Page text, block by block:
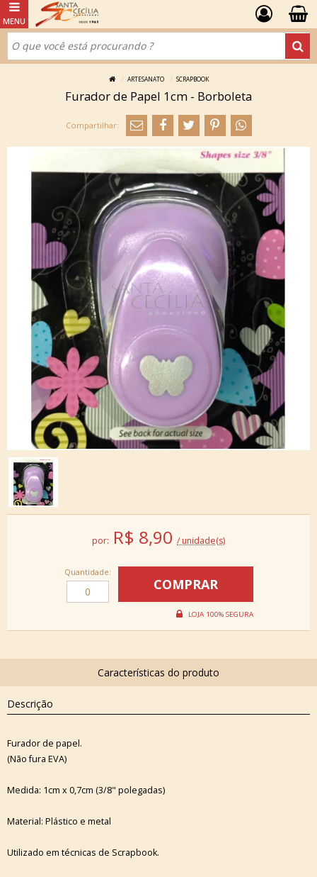
ARTESANATO SCRAPBOOK
Furador de Papel 1cm - Borboleta
por: R$ 8,90 / unidade(s)
Quantidade:
Descrição
Furador de papel.
(Não fura EVA)
Medida: 1cm x 0,7cm (3/8" polegadas)
Material: Plástico e metal
Utilizado em técnicas de Scrapbook.